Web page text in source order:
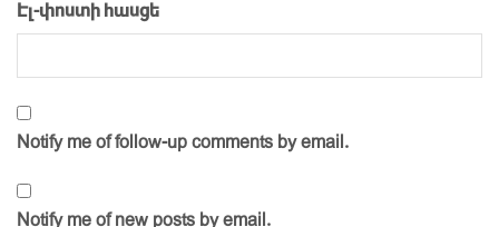
Էլ-փոստի հասցե
Notify me of follow-up comments by email.
Notify me of new posts by email.